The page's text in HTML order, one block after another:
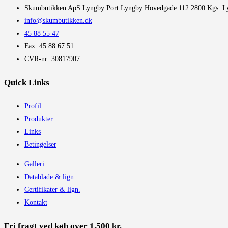
​Skumbutikken ApS Lyngby Port Lyngby Hovedgade 112 2800 Kgs.
info@skumbutikken.dk
45 88 55 47
Fax: 45 88 67 51
CVR-nr: 30817907
Quick Links
Profil
Produkter
Links
Betingelser
Galleri
Datablade & lign.
Certifikater & lign.
Kontakt